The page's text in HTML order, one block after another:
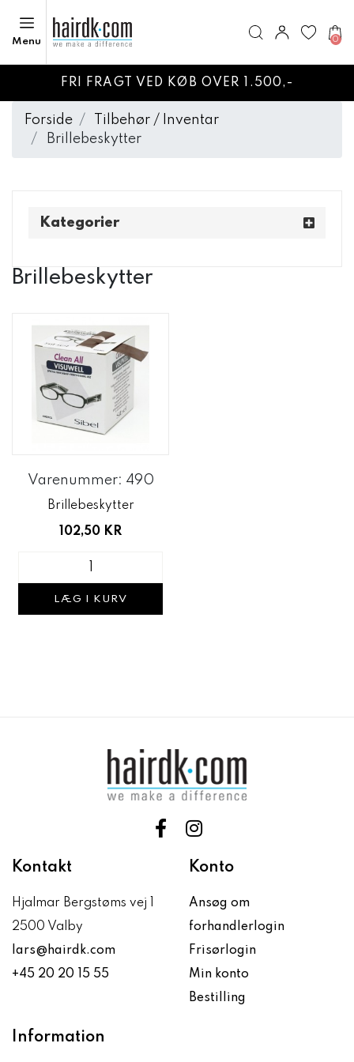
Menu 0
FRI FRAGT VED KØB OVER 1.500,-
Forside
Tilbehør / Inventar
Brillebeskytter
Kategorier
Brillebeskytter
Varenummer: 490
Brillebeskytter
102,50 KR
LÆG I KURV
Kontakt
Hjalmar Bergstøms vej 1
2500 Valby
lars@hairdk.com
+45 20 20 15 55
Konto
Ansøg om
forhandlerlogin
Frisørlogin
Min konto
Bestilling
Information